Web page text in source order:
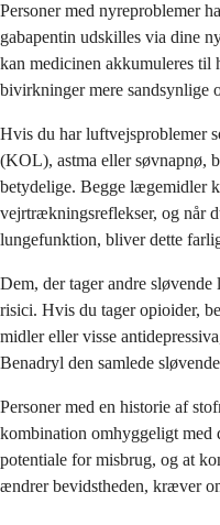
Personer med nyreproblemer
gabapentin udskilles via dine
kan medicinen akkumuleres til
bivirkninger mere sandsynlige
Hvis du har luftvejsproblemer
(KOL), astma eller søvnapnø,
betydelige. Begge lægemidler
vejrtrækningsreflekser, og når
lungefunktion, bliver dette
Dem, der tager andre
risici. Hvis du tager opioider,
midler eller visse
Benadryl den samlede
Personer med en historie af
kombination omhyggeligt med
potentiale for misbrug, og at
ændrer bevidstheden, kræver